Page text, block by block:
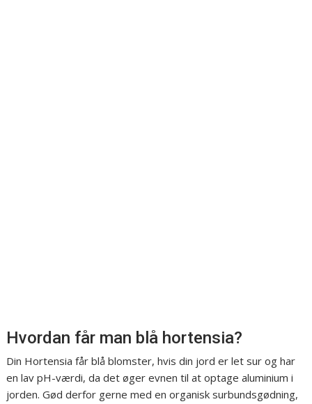
Hvordan får man blå hortensia?
Din Hortensia får blå blomster, hvis din jord er let sur og har
en lav pH-værdi, da det øger evnen til at optage aluminium i
jorden. Gød derfor gerne med en organisk surbundsgødning,